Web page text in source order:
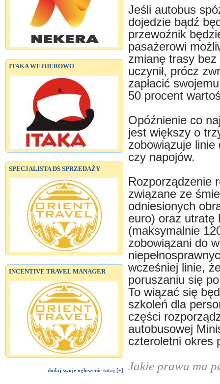
ITAKA WEJHEROWO
SPECJALISTA DS SPRZEDAŻY
INCENTIVE TRAVEL MANAGER
dodaj swoje ogłoszenie tutaj [+]
Jeśli autobus
dojedzie bądź
przewoźnik
pasażerowi
zmianę trasy bez
uczynił, prócz
zapłacić
50 procent
Opóźnienie co
jest większy o
zobowiązuje
czy napojów.
Rozporządzenie
związane ze
odniesionych
euro) oraz utratę
(maksymalnie
zobowiązani do
wcześniej linie,
poruszaniu się
To wiązać się
szkoleń dla
części
autobusowej
czteroletni okres
Jakie prawa ma